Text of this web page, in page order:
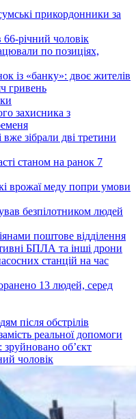
прикордонники за
66-річний чоловік
по позиціях,
із «банку»: двоє жителів
гривень
захисника з
зібрали дві третини
станом на ранок 7
врожаї меду попри умови
безпілотником людей
поштове відділення
БПЛА та інші дрони
станцій на час
13 людей, серед
після обстрілів
реальної допомоги
об’єкт
чоловік